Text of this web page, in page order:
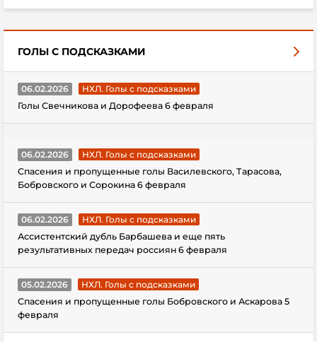
ГОЛЫ С ПОДСКАЗКАМИ
06.02.2026
НХЛ. Голы с подсказками
Голы Свечникова и Дорофеева 6 февраля
06.02.2026
НХЛ. Голы с подсказками
Спасения и пропущенные голы Василевского, Тарасова,
Бобровского и Сорокина 6 февраля
06.02.2026
НХЛ. Голы с подсказками
Ассистентский дубль Барбашева и еще пять
результативных передач россиян 6 февраля
05.02.2026
НХЛ. Голы с подсказками
Спасения и пропущенные голы Бобровского и Аскарова 5
февраля